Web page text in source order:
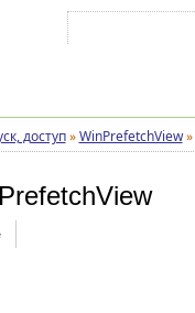
доступ » WinPrefetchView »